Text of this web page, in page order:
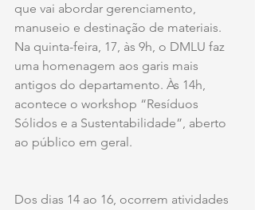
que vai abordar gerenciamento,
manuseio e destinação de materiais.
Na quinta-feira, 17, às 9h, o DMLU faz
uma homenagem aos garis mais
antigos do departamento. Às 14h,
acontece o workshop “Resíduos
Sólidos e a Sustentabilidade”, aberto
ao público em geral.
Dos dias 14 ao 16, ocorrem atividades